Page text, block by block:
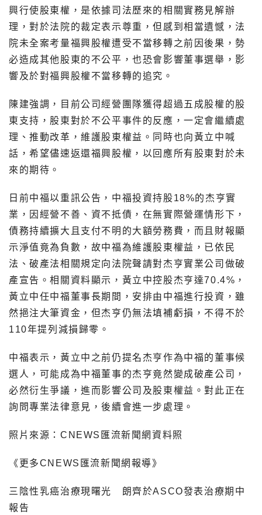
興行使股東權，是依據司法歷來的相關實務見解辦
理，對於法院的裁定表示尊重，但感到相當遺憾，法
院未全案考量福興股權遭受不當移轉之前因後果，勢
必造成其他股東的不公平，也恐會影響董事選舉，影
響及於對福興股權不當移轉的追究。
陳建強調，目前公司經營團隊獲得超過五成股權的股
東支持，股東對於不公平事件的反應，一定會繼續處
理、推動改革，維護股東權益。同時也向黃立中喊
話，希望儘速返還福興股權，以回應所有股東對於未
來的期待。
日前中福以重訊公告，中福投資持股18%的杰亨實
業，因經營不善、資不抵債，在無實際營運情形下，
債務持續擴大且支付不明的大額勞務費，而且財報顯
示淨值竟為負數，故中福為維護股東權益，已依民
法、破產法相關規定向法院聲請對杰亨實業公司做破
產宣告。相關資料顯示，黃立中控股杰亨達70.4%，
黃立中任中福董事長期間，安排由中福進行投資，雖
然挹注大筆資金，但杰亨仍無法填補虧損，不得不於
110年提列減損歸零。
中福表示，黃立中之前仍提名杰亨作為中福的董事候
選人，可能成為中福董事的杰亨竟然變成破產公司，
必然衍生爭議，進而影響公司及股東權益。對此正在
詢問專業法律意見，後續會進一步處理。
照片來源：CNEWS匯流新聞網資料照
《更多CNEWS匯流新聞網報導》
三陰性乳癌治療現曙光 朗齊於ASCO發表治療期中
報告